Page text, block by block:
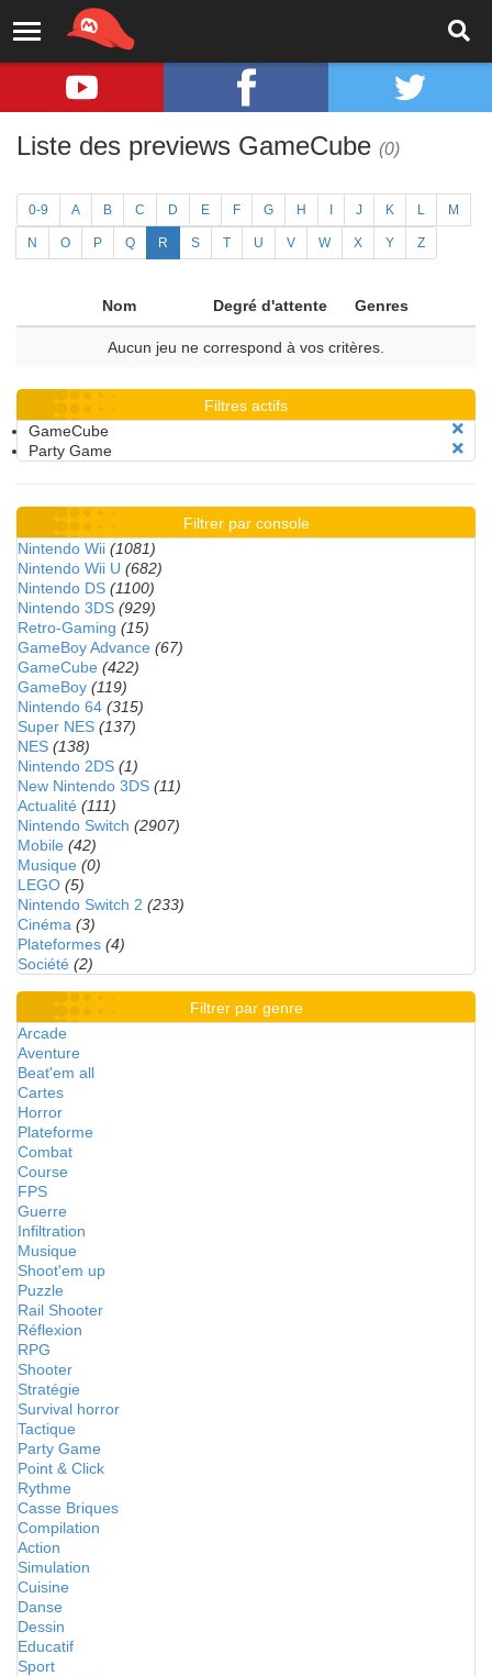
Liste des previews GameCube (0)
0-9 A B C D E F G H J K L M
N O P Q R S T U V W X Y Z
Nom Degré d'attente Genres
Aucun jeu ne correspond à vos critères.
Filtres actifs
GameCube
Party Game
Filtrer par console
Nintendo Wii (1081)
Nintendo Wii U (682)
Nintendo DS (1100)
Nintendo 3DS (929)
Retro-Gaming (15)
GameBoy Advance (67)
GameCube (422)
GameBoy (119)
Nintendo 64 (315)
Super NES (137)
NES (138)
Nintendo 2DS (1)
New Nintendo 3DS (11)
Actualité (111)
Nintendo Switch (2907)
Mobile (42)
Musique (0)
LEGO (5)
Nintendo Switch 2 (233)
Cinéma (3)
Plateformes (4)
Société (2)
Filtrer par genre
Arcade
Aventure
Beat'em all
Cartes
Horror
Plateforme
Combat
Course
FPS
Guerre
Infiltration
Musique
Shoot'em up
Puzzle
Rail Shooter
Réflexion
RPG
Shooter
Stratégie
Survival horror
Tactique
Party Game
Point & Click
Rythme
Casse Briques
Compilation
Action
Simulation
Cuisine
Danse
Dessin
Educatif
Sport